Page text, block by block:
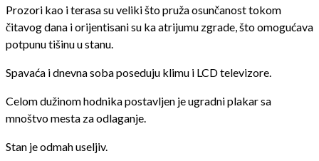
Prozori kao i terasa su veliki što pruža osunčanost tokom
čitavog dana i orijentisani su ka atrijumu zgrade, što omogućava
potpunu tišinu u stanu.
Spavaća i dnevna soba poseduju klimu i LCD televizore.
Celom dužinom hodnika postavljen je ugradni plakar sa
mnoštvo mesta za odlaganje.
Stan je odmah useljiv.